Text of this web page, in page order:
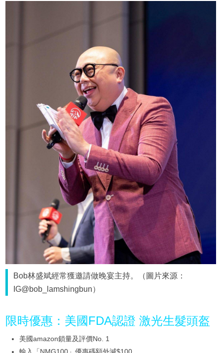
Bob林盛斌經常獲邀請做晚宴主持。（圖片來源：
IG@bob_lamshingbun）
限時優惠：美國FDA認證 激光生髮頭盔
美國amazon鎖量及評價No. 1